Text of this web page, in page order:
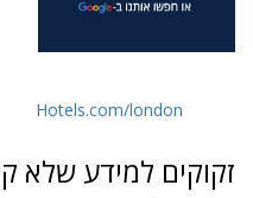
Hotels.com/london
זקוקים למידע שלא